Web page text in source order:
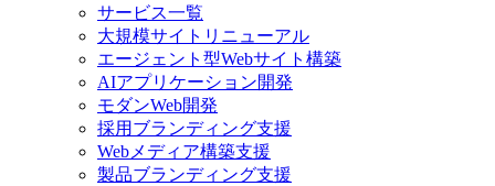
サービス一覧
大規模サイトリニューアル
エージェント型Webサイト構築
AIアプリケーション開発
モダンWeb開発
採用ブランディング支援
Webメディア構築支援
製品ブランディング支援